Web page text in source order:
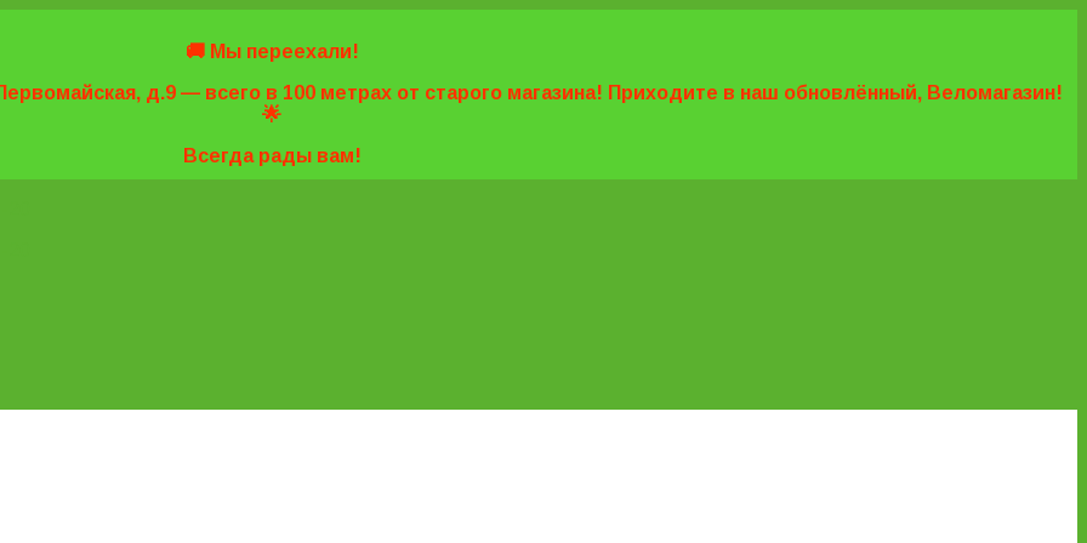
🚚 Мы переехали!
д.9 — всего в 100 метрах от старого магазина! Приходите в наш обновлённый, Веломагазин!
🌟
Всегда рады вам!